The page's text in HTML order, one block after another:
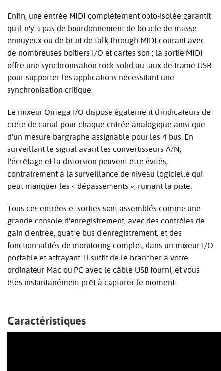
Enfin, une entrée MIDI complètement opto-isolée garantit
qu'il n'y a pas de bourdonnement de boucle de masse
ennuyeux ou de bruit de talk-through MIDI courant avec
de nombreuses boîtiers I/O et cartes son ; la sortie MIDI
offre une synchronisation rock-solid au taux de trame USB
pour supporter les applications nécessitant une
synchronisation critique.
Le mixeur Omega I/O dispose également d'indicateurs de
crête de canal pour chaque entrée analogique ainsi que
d'un mesure bargraphe assignable pour les 4 bus. En
surveillant le signal avant les convertisseurs A/N,
l'écrêtage et la distorsion peuvent être évités,
contrairement à la surveillance de niveau logicielle qui
peut manquer les « dépassements », ruinant la piste.
Tous ces entrées et sorties sont assemblés comme une
grande console d'enregistrement, avec des contrôles de
gain d'entrée, quatre bus d'enregistrement, et des
fonctionnalités de monitoring complet, dans un mixeur I/O
portable et attrayant. Il suffit de le brancher à votre
ordinateur Mac ou PC avec le câble USB fourni, et vous
êtes instantanément prêt à capturer le moment.
Caractéristiques